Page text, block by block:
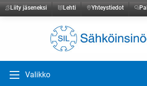
Liity jäseneksi Lehti Yhteystiedot
Avaa valikko
Valikko